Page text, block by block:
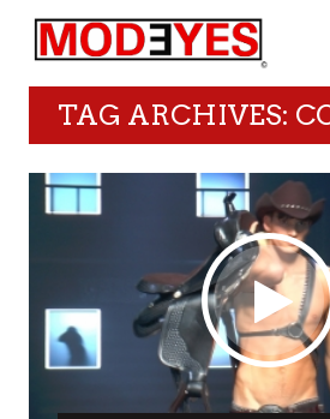
TAG ARCHIVES: